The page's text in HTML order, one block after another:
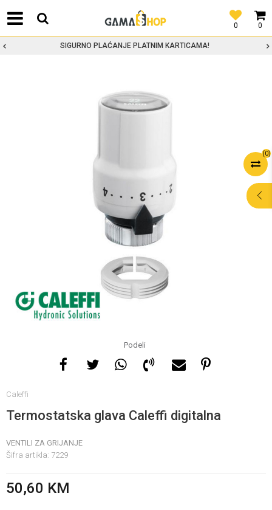
0
0
SIGURNO PLAĆANJE PLATNIM KARTICAMA!
(0)
Podeli
Caleffi
Termostatska glava Caleffi digitalna
VENTILI ZA GRIJANJE
Šifra artikla: 7229
50,60 KM
POMOĆ PRI
nedelje